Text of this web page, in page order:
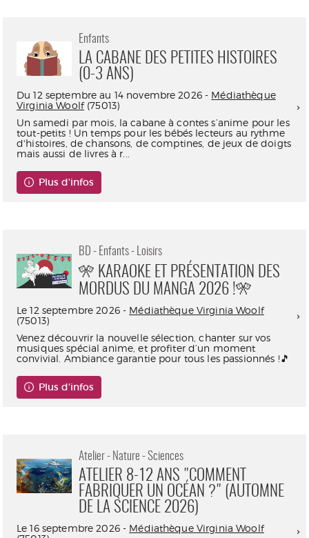
Enfants
LA CABANE DES PETITES HISTOIRES
(0-3 ANS)
Du 12 septembre au 14 novembre 2026 - Médiathèque
Virginia Woolf(75013)
Un samedi par mois, la cabane à contes s’anime pour les
tout-petits ! Un temps pour les bébés lecteurs au rythme
d'histoires, de chansons, de comptines, de jeux de doigts
mais aussi de livres à r...
Plus d'infos
BD - Enfants - Loisirs
🎌 KARAOKE ET PRÉSENTATION DES
MORDUS DU MANGA 2026 !🎌
Le 12 septembre 2026 - Médiathèque Virginia Woolf
(75013)
Venez découvrir la nouvelle sélection, chanter sur vos
musiques spécial anime, et profiter d’un moment
convivial. Ambiance garantie pour tous les passionnés !🎵
Plus d'infos
Atelier - Nature - Sciences
ATELIER 8-12 ANS "COMMENT
FABRIQUER UN OCÉAN ?" (AUTOMNE
DE LA SCIENCE 2026)
Le 16 septembre 2026 - Médiathèque Virginia Woolf